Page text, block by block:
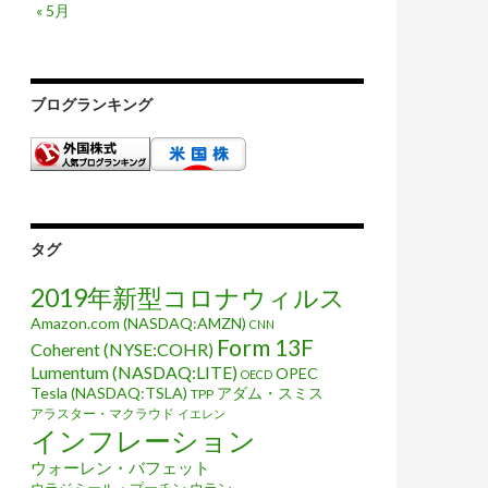
« 5月
ブログランキング
タグ
2019年新型コロナウィルス
Amazon.com (NASDAQ:AMZN) CNN
Coherent (NYSE:COHR) Form 13F
Lumentum (NASDAQ:LITE) OECD OPEC
Tesla (NASDAQ:TSLA) TPP アダム・スミス
アラスター・マクラウド イエレン
インフレーション
ウォーレン・バフェット